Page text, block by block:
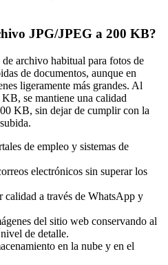
JPG/JPEG a 200 KB?
archivo habitual para fotos de
de documentos, aunque en
ligeramente más grandes. Al
se mantiene una calidad
KB, sin dejar de cumplir con la
de empleo y sistemas de
electrónicos sin superar los
calidad a través de WhatsApp y
del sitio web conservando al
de detalle.
en la nube y en el